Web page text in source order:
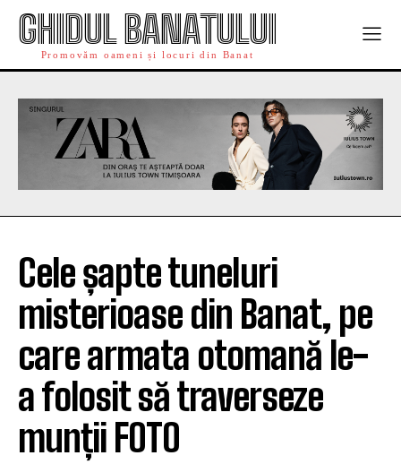
GHIDUL BANATULUI
Promovăm oameni și locuri din Banat
Cele șapte tuneluri
misterioase din Banat, pe
care armata otomană le-
a folosit să traverseze
munții FOTO